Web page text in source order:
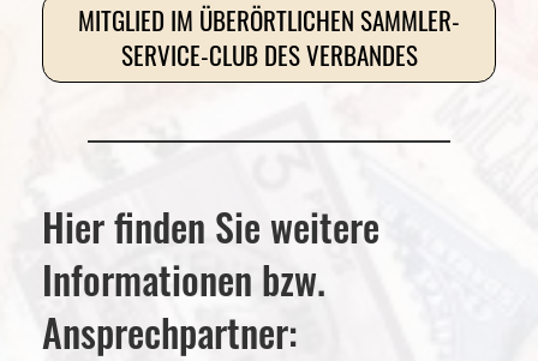
MITGLIED IM ÜBERÖRTLICHEN SAMMLER-
SERVICE-CLUB DES VERBANDES
Hier finden Sie weitere
Informationen bzw.
Ansprechpartner: